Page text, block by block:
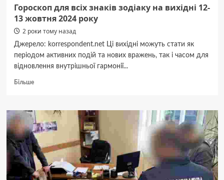
Гороскоп для всіх знаків зодіаку на вихідні 12-
13 жовтня 2024 року
2 роки тому назад
Джерело: korrespondent.net Ці вихідні можуть стати як
періодом активних подій та нових вражень, так і часом для
відновлення внутрішньої гармонії...
БільшеДокладніше
для
всіх
знаків
зодіаку
на
вихідні
12-
13